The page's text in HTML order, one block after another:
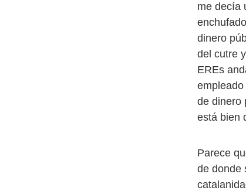
me decía
dinero
del cutre
EREs
empleado
de dinero
está bien
Parece
de donde